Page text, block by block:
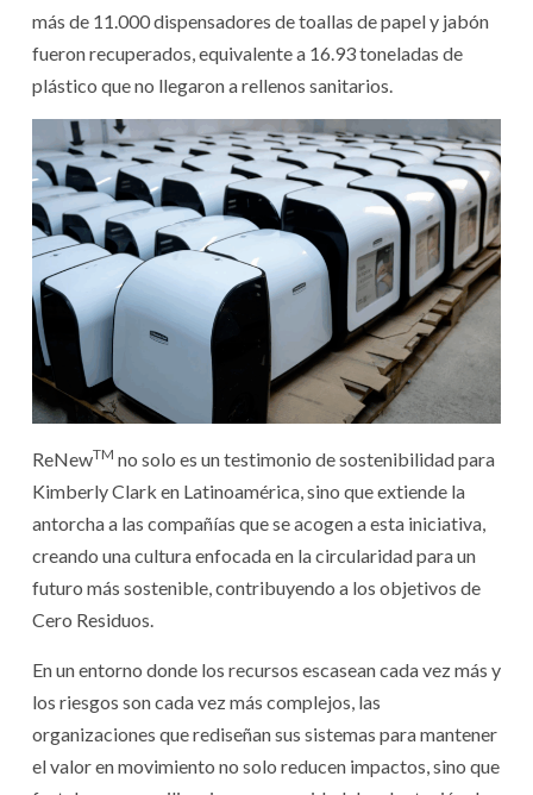
más de 11.000 dispensadores de toallas de papel y jabón
fueron recuperados, equivalente a 16.93 toneladas de
plástico que no llegaron a rellenos sanitarios.
ReNewTM no solo es un testimonio de sostenibilidad para
Kimberly Clark en Latinoamérica, sino que extiende la
antorcha a las compañías que se acogen a esta iniciativa,
creando una cultura enfocada en la circularidad para un
futuro más sostenible, contribuyendo a los objetivos de
Cero Residuos.
En un entorno donde los recursos escasean cada vez más y
los riesgos son cada vez más complejos, las
organizaciones que rediseñan sus sistemas para mantener
el valor en movimiento no solo reducen impactos, sino que